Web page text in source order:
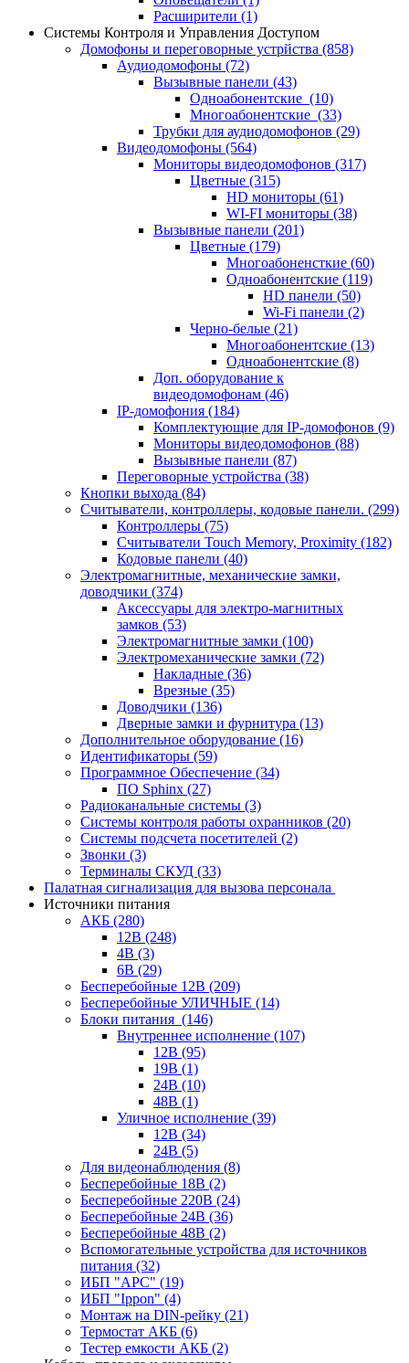
Расширители (1)
Системы Контроля и Управления Доступом
Домофоны и переговорные устрйства (858)
Аудиодомофоны (72)
Вызывные панели (43)
Одноабонентские (10)
Многоабонентские (33)
Трубки для аудиодомофонов (29)
Видеодомофоны (564)
Мониторы видеодомофонов (317)
Цветные (315)
HD мониторы (61)
WI-FI мониторы (38)
Вызывные панели (201)
Цветные (179)
Многоабоненсткие (60)
Одноабонентские (119)
HD панели (50)
Wi-Fi панели (2)
Черно-белые (21)
Многоабонентские (13)
Одноабонентские (8)
Доп. оборудование к
видеодомофонам (46)
IP-домофония (184)
Комплектующие для IP-домофонов (9)
Мониторы видеодомофонов (88)
Вызывные панели (87)
Переговорные устройства (38)
Кнопки выхода (84)
Считыватели, контроллеры, кодовые панели. (299)
Контроллеры (75)
Считыватели Touch Memory, Proximity (182)
Кодовые панели (40)
Электромагнитные, механические замки,
доводчики (374)
Аксессуары для электро-магнитных
замков (53)
Электромагнитные замки (100)
Электромеханические замки (72)
Накладные (36)
Врезные (35)
Доводчики (136)
Дверные замки и фурнитура (13)
Дополнительное оборудование (16)
Идентификаторы (59)
Программное Обеспечение (34)
ПО Sphinx (27)
Радиоканальные системы (3)
Системы контроля работы охранников (20)
Системы подсчета посетителей (2)
Звонки (3)
Терминалы СКУД (33)
Палатная сигнализация для вызова персонала
Источники питания
АКБ (280)
12В (248)
4В (3)
6В (29)
Бесперебойные 12В (209)
Бесперебойные УЛИЧНЫЕ (14)
Блоки питания (146)
Внутреннее исполнение (107)
12В (95)
19В (1)
24В (10)
48В (1)
Уличное исполнение (39)
12В (34)
24В (5)
Для видеонаблюдения (8)
Бесперебойные 18В (2)
Бесперебойные 220В (24)
Бесперебойные 24В (36)
Бесперебойные 48В (2)
Вспомогательные устройства для источников
питания (32)
ИБП "APC" (19)
ИБП "Ippon" (4)
Монтаж на DIN-рейку (21)
Термостат АКБ (6)
Тестер емкости АКБ (2)